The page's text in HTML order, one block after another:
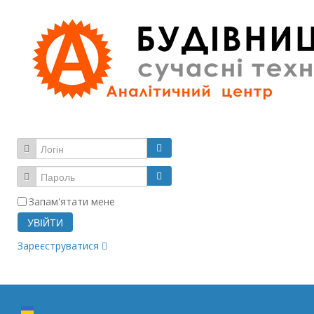
Запам'ятати мене
УВІЙТИ
Зареєструватися